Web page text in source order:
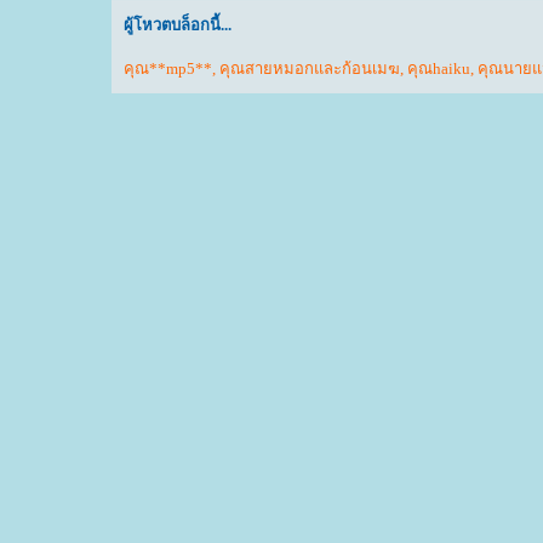
ผู้โหวตบล็อกนี้...
คุณ**mp5**, คุณสายหมอกและก้อนเมฆ, คุณhaiku, คุณนายแ